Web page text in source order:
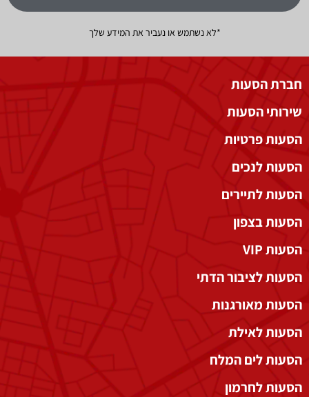
*לא נשתמש או נעביר את המידע שלך
חברת הסעות
שירותי הסעות
הסעות פרטיות
הסעות לנכים
הסעות לתיירים
הסעות בצפון
הסעות VIP
הסעות לציבור הדתי
הסעות מאורגנות
הסעות לאילת
הסעות לים המלח
הסעות לחרמון